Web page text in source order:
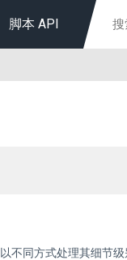
脚本 API
不同方式处理其细节级